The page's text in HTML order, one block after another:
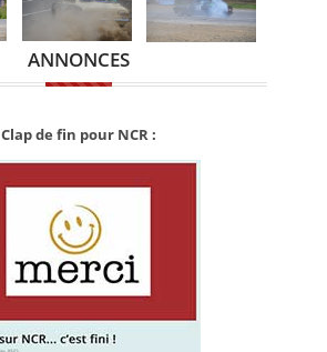
ANNONCES
Clap de fin pour NCR :